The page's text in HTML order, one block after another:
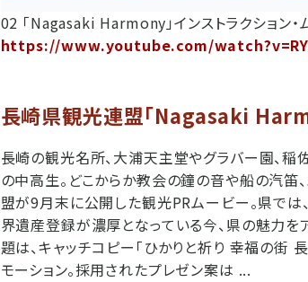
02 「Nagasaki Harmony」インストラクション・
https://www.youtube.com/
長崎県観光連盟「Nagasaki
長崎の観光名所、大浦天主堂やグラバー園、
の中高生。どこからか教会の鐘の音や船の汽笛
盟が9月末に公開した観光PRムービー。県では
界遺産登録が濃厚となっている今、県の魅力
題は、キャッチコピー「ひかりと祈り 幸福の
モーション。採用されたプレゼン案は ...